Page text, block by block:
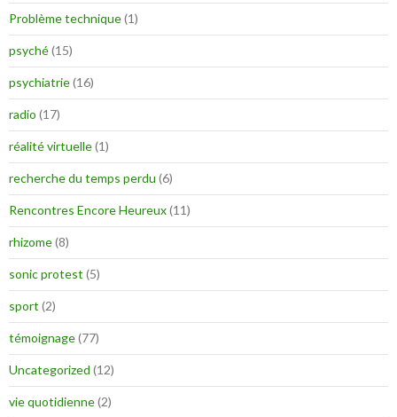
Problème technique(1)
psyché(15)
psychiatrie(16)
radio (17)
réalité virtuelle(1)
recherche du temps perdu (6)
Rencontres Encore Heureux(11)
rhizome(8)
sonic protest (5)
sport (2)
témoignage(77)
Uncategorized (12)
vie quotidienne(2)